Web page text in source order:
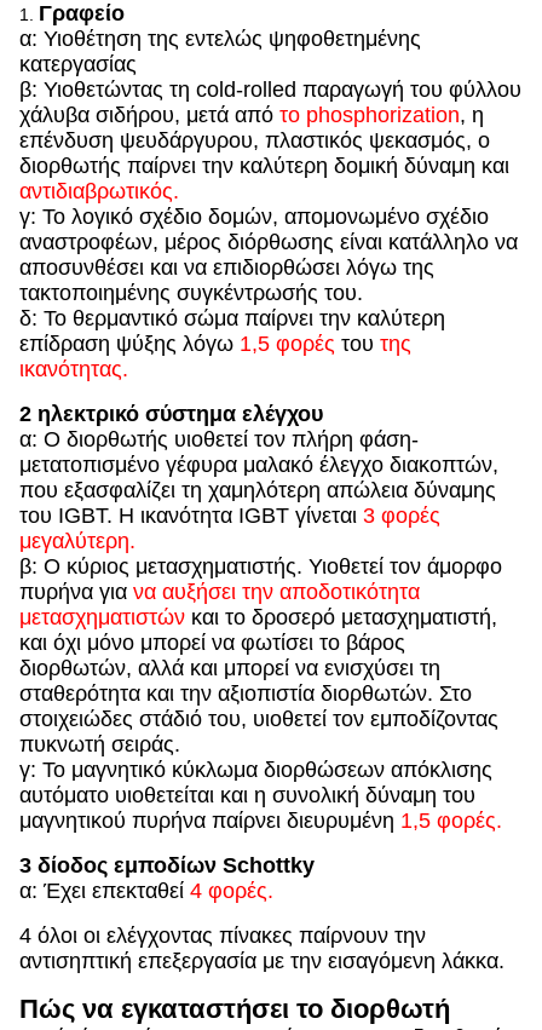
1. Γραφείο
α: Υιοθέτηση της εντελώς ψηφοθετημένης
κατεργασίας
β: Υιοθετώντας τη cold-rolled παραγωγή του φύλλου
χάλυβα σιδήρου, μετά από το phosphorization, η
επένδυση ψευδάργυρου, πλαστικός ψεκασμός, ο
διορθωτής παίρνει την καλύτερη δομική δύναμη και
αντιδιαβρωτικός.
γ: Το λογικό σχέδιο δομών, απομονωμένο σχέδιο
αναστροφέων, μέρος διόρθωσης είναι κατάλληλο να
αποσυνθέσει και να επιδιορθώσει λόγω της
τακτοποιημένης συγκέντρωσής του.
δ: Το θερμαντικό σώμα παίρνει την καλύτερη
επίδραση ψύξης λόγω 1,5 φορές του της
ικανότητας.
2 ηλεκτρικό σύστημα ελέγχου
α: Ο διορθωτής υιοθετεί τον πλήρη φάση-
μετατοπισμένο γέφυρα μαλακό έλεγχο διακοπτών,
που εξασφαλίζει τη χαμηλότερη απώλεια δύναμης
του IGBT. Η ικανότητα IGBT γίνεται 3 φορές
μεγαλύτερη.
β: Ο κύριος μετασχηματιστής. Υιοθετεί τον άμορφο
πυρήνα για να αυξήσει την αποδοτικότητα
μετασχηματιστών και το δροσερό μετασχηματιστή,
και όχι μόνο μπορεί να φωτίσει το βάρος
διορθωτών, αλλά και μπορεί να ενισχύσει τη
σταθερότητα και την αξιοπιστία διορθωτών. Στο
στοιχειώδες στάδιό του, υιοθετεί τον εμποδίζοντας
πυκνωτή σειράς.
γ: Το μαγνητικό κύκλωμα διορθώσεων απόκλισης
αυτόματο υιοθετείται και η συνολική δύναμη του
μαγνητικού πυρήνα παίρνει διευρυμένη 1,5 φορές.
3 δίοδος εμποδίων Schottky
α: Έχει επεκταθεί 4 φορές.
4 όλοι οι ελέγχοντας πίνακες παίρνουν την
αντισηπτική επεξεργασία με την εισαγόμενη λάκκα.
Πώς να εγκαταστήσει το διορθωτή